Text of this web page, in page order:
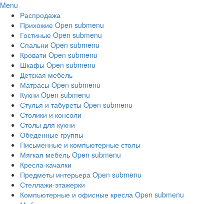
Menu
Распродажа
Прихожие Open submenu
Гостиные Open submenu
Спальни Open submenu
Кровати Open submenu
Шкафы Open submenu
Детская мебель
Матрасы Open submenu
Кухни Open submenu
Стулья и табуреты Open submenu
Столики и консоли
Столы для кухни
Обеденные группы
Письменные и компьютерные столы
Мягкая мебель Open submenu
Кресла-качалки
Предметы интерьера Open submenu
Стеллажи-этажерки
Компьютерные и офисные кресла Open submenu